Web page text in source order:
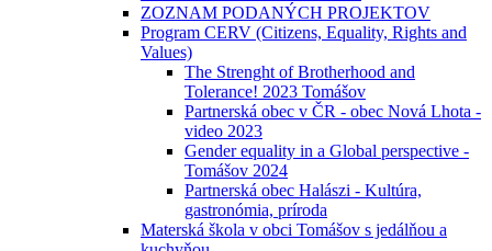
ZOZNAM PODANÝCH PROJEKTOV
Program CERV (Citizens, Equality, Rights and
Values)
The Strenght of Brotherhood and
Tolerance! 2023 Tomášov
Partnerská obec v ČR - obec Nová Lhota -
video 2023
Gender equality in a Global perspective -
Tomášov 2024
Partnerská obec Halászi - Kultúra,
gastronómia, príroda
Materská škola v obci Tomášov s jedálňou a